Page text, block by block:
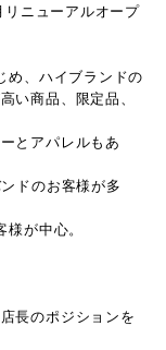
ニューアルオープ
、ハイブランドの
い商品、限定品、
とアパレルもあ
ドのお客様が多
が中心。
長のポジションを